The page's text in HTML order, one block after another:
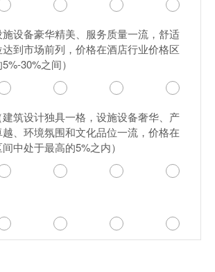
设备豪华精美、服务质量一流，舒适
到市场前列，价格在酒店行业价格区
30%之间）
筑设计独具一格，设施设备奢华、产
、环境氛围和文化品位一流，价格在
中处于最高的5%之内）